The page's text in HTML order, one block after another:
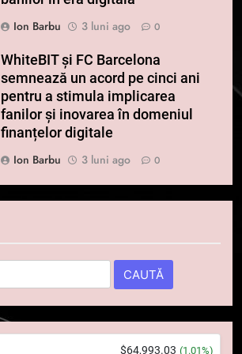
Ion Barbu
3 luni ago 0
WhiteBIT și FC Barcelona
semnează un acord pe cinci ani
pentru a stimula implicarea
fanilor și inovarea în domeniul
finanțelor digitale
Ion Barbu
3 luni ago 0
$64,993.03 (1.01%)
Squid a strâns 6 milioane de